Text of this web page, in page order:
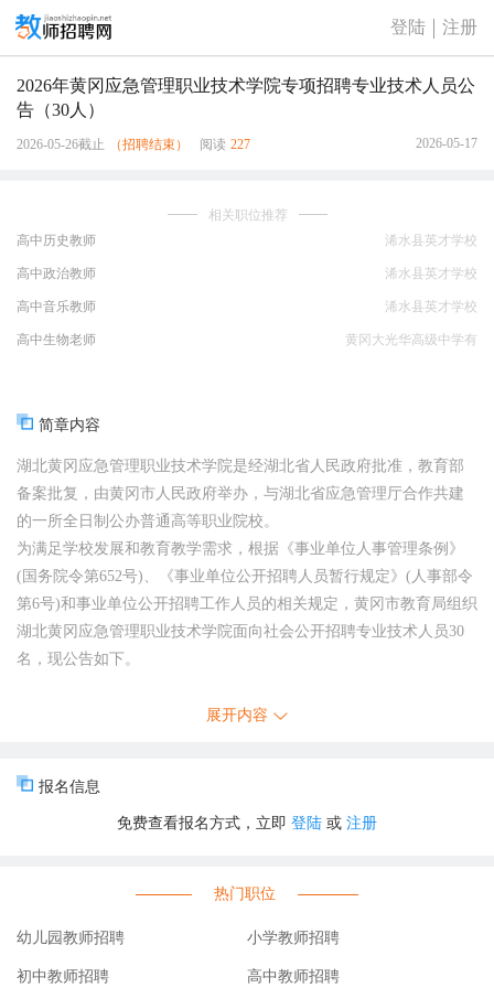
登陆 注册
2026年黄冈应急管理职业技术学院专项招聘专业技术人员公
告（30人）
2026-05-26截止 （招聘结束） 阅读 227 2026-05-17
相关职位推荐
高中历史教师
浠水县英才学校
高中政治教师 浠水县英才学校
高中音乐教师 浠水县英才学校
高中生物老师
黄冈大光华高级中学有
简章内容
湖北黄冈应急管理职业技术学院是经湖北省人民政府批准，教育部
备案批复，由黄冈市人民政府举办，与湖北省应急管理厅合作共建
的一所全日制公办普通高等职业院校。
为满足学校发展和教育教学需求，根据《事业单位人事管理条例》
(国务院令第652号)、《事业单位公开招聘人员暂行规定》(人事部令
第6号)和事业单位公开招聘工作人员的相关规定，黄冈市教育局组织
湖北黄冈应急管理职业技术学院面向社会公开招聘专业技术人员30
名，现公告如下。
一、招聘人数、岗位及资格条件
1，以下简称《岗位表》)。
3.年满18周岁及以上(2007年5月13日及以前出生);
展开内容
报名信息
免费查看报名方式，立即 登陆 或 注册
热门职位
幼儿园教师招聘 小学教师招聘
初中教师招聘 高中教师招聘